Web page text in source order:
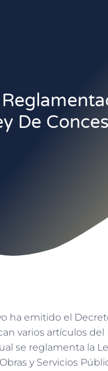
De
ha emitido el
varios artículos del
se reglamenta la
y Servicios